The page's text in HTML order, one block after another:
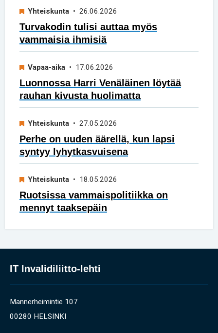
Yhteiskunta • 26.06.2026
Turvakodin tulisi auttaa myös
vammaisia ihmisiä
Vapaa-aika • 17.06.2026
Luonnossa Harri Venäläinen löytää
rauhan kivusta huolimatta
Yhteiskunta • 27.05.2026
Perhe on uuden äärellä, kun lapsi
syntyy lyhytkasvuisena
Yhteiskunta • 18.05.2026
Ruotsissa vammaispolitiikka on
mennyt taaksepäin
IT Invalidiliitto-lehti
Mannerheimintie 107
00280 HELSINKI